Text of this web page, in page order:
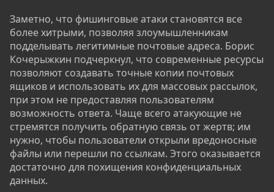
Заметно, что фишинговые атаки становятся все
более хитрыми, позволяя злоумышленникам
подделывать легитимные почтовые адреса. Борис
Кочерыжкин подчеркнул, что современные ресурсы
позволяют создавать точные копии почтовых
ящиков и использовать их для массовых рассылок,
при этом не предоставляя пользователям
возможность ответа. Чаще всего атакующие не
стремятся получить обратную связь от жертв; им
нужно, чтобы пользователи открыли вредоносные
файлы или перешли по ссылкам. Этого оказывается
достаточно для похищения конфиденциальных
данных.